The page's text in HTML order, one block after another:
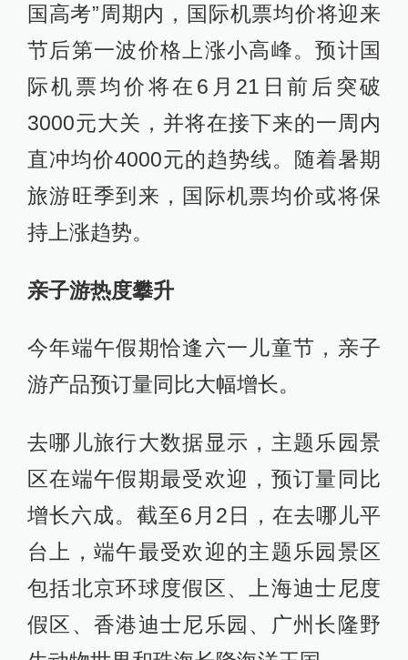
国高考”周期内，国际机票均价将迎来
节后第一波价格上涨小高峰。预计国
际机票均价将在6月21日前后突破
3000元大关，并将在接下来的一周内
直冲均价4000元的趋势线。随着暑期
旅游旺季到来，国际机票均价或将保
持上涨趋势。
亲子游热度攀升
今年端午假期恰逢六一儿童节，亲子
游产品预订量同比大幅增长。
去哪儿旅行大数据显示，主题乐园景
区在端午假期最受欢迎，预订量同比
增长六成。截至6月2日，在去哪儿平
台上，端午最受欢迎的主题乐园景区
包括北京环球度假区、上海迪士尼度
假区、香港迪士尼乐园、广州长隆野